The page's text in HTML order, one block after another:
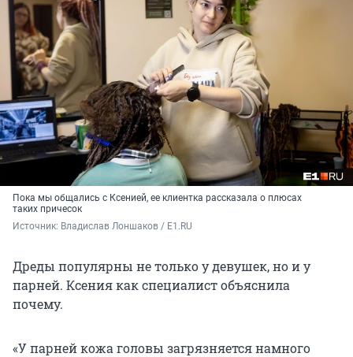
Пока мы общались с Ксенией, ее клиентка рассказала о плюсах
таких причесок
Источник: Владислав Лоншаков / E1.RU
Дреды популярны не только у девушек, но и у
парней. Ксения как специалист объяснила
почему.
«У парней кожа головы загрязняется намного